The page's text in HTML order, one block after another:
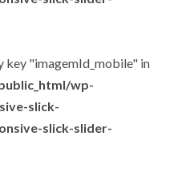
key "imagemId_mobile" in
wp-
slick-
slick-slider-